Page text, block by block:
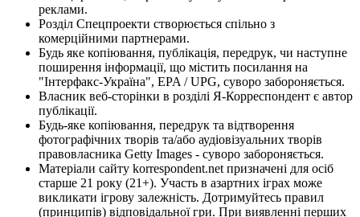
реклами.
Розділ Спецпроекти створюється спільно з
комерційними партнерами.
Будь яке копіювання, публікація, передрук, чи наступне
поширення інформації, що містить посилання на
"Інтерфакс-Україна", EPA / UPG, суворо забороняється.
Власник веб-сторінки в розділі Я-Корреспондент є автор
публікації.
Будь-яке копіювання, передрук та відтворення
фотографічних творів та/або аудіовізуальних творів
правовласника Getty Images - суворо забороняється.
Матеріали сайту korrespondent.net призначені для осіб
старше 21 року (21+). Участь в азартних іграх може
викликати ігрову залежність. Дотримуйтесь правил
(принципів) відповідальної гри. При виявленні перших